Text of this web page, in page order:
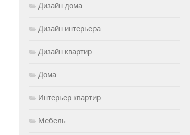
Дизайн дома
Дизайн интерьера
Дизайн квартир
Дома
Интерьер квартир
Мебель